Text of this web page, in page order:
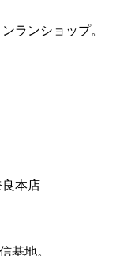
ランショップ。
本店
基地。